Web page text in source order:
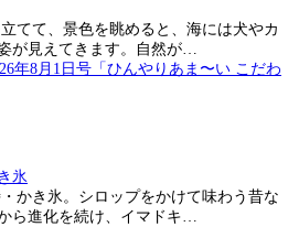
てて、景色を眺めると、海には犬やカ
が見えてきます。自然が…
氷
かき氷。シロップをかけて味わう昔な
ら進化を続け、イマドキ…